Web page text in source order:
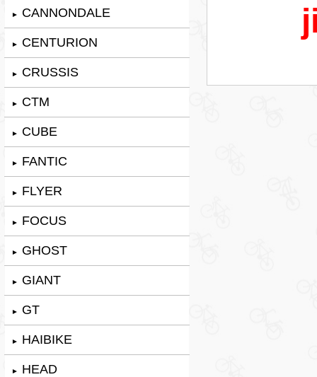
► CANNONDALE
► CENTURION
► CRUSSIS
► CTM
► CUBE
► FANTIC
► FLYER
► FOCUS
► GHOST
► GIANT
► GT
► HAIBIKE
► HEAD